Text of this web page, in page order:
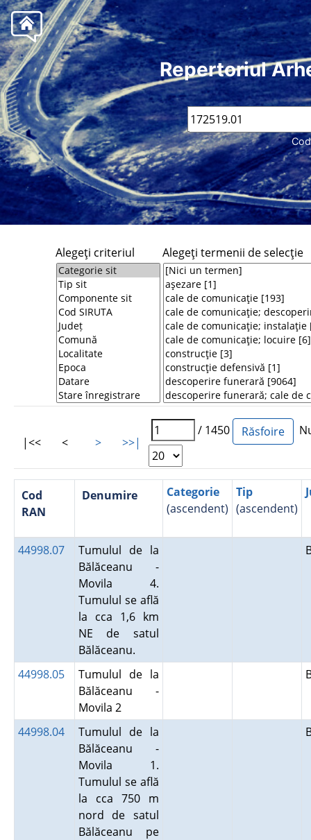
Repertoriul
Cod
Alegeţi criteriul Alegeţi termenii de selecţie
|<< < > >>|
/ 1450
Cod
RAN
Denumire
Categorie
(ascendent)
Tip
(ascendent)
44998.07
Tumulul de la
Bălăceanu -
Movila 4.
Tumulul se află
la cca 1,6 km
NE de satul
Bălăceanu.
44998.05
Tumulul de la
Bălăceanu -
Movila 2
44998.04
Tumulul de la
Bălăceanu -
Movila 1.
Tumulul se află
la cca 750 m
nord de satul
Bălăceanu pe